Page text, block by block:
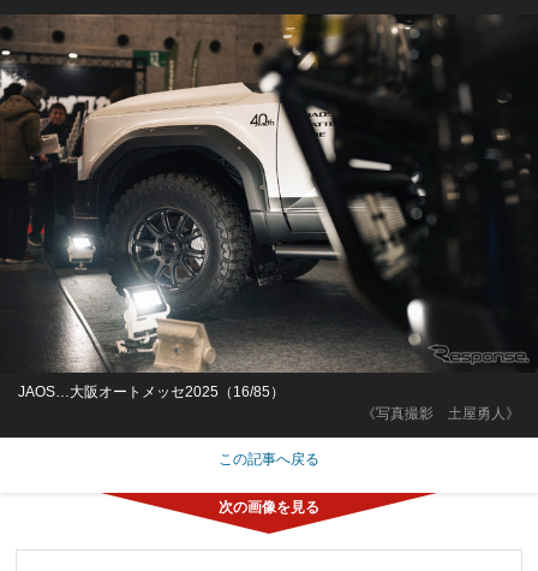
《写真撮影 土屋勇人》
JAOS…大阪オートメッセ2025（16/85）
この記事へ戻る